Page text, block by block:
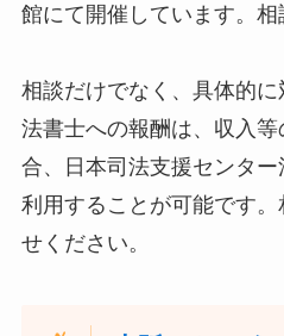
館にて開催しています。相
相談だけでなく、具体的
法書士への報酬は、収入
合、日本司法支援センタ
利用することが可能です
せください。